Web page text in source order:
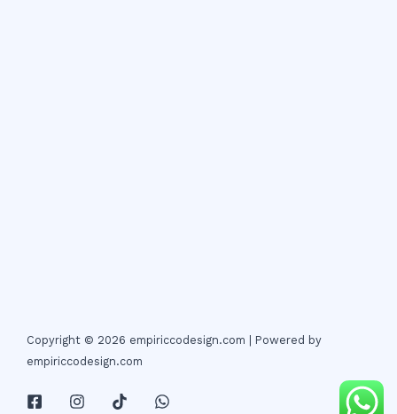
Copyright © 2026 empiriccodesign.com | Powered by
empiriccodesign.com